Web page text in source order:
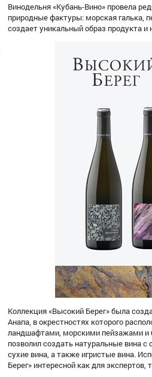
Винодельня «Кубань-Вино» провела
природные фактуры: морская галька,
создает уникальный образ продукта
Коллекция «Высокий Берег» была
Анапа, в окрестностях которого
ландшафтами, морскими пейзажами и
позволил создать натуральные вина
сухие вина, а также игристые вина.
Берег» интересной как для экспертов,